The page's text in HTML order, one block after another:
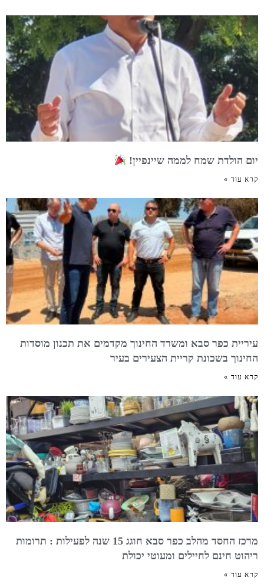
יום הולדת שמח לממה שיינפיין!
קרא עוד »
עיריית כפר סבא ומשרד החינוך מקדמים את תכנון מוסדות
החינוך בשכונת קריית הצעירים בעיר
קרא עוד »
מרכז החסד מהלב כפר סבא חוגג 15 שנה לפעילות : תרומות
ריהוט חינם לחיילים ומעוטי יכולת
קרא עוד »